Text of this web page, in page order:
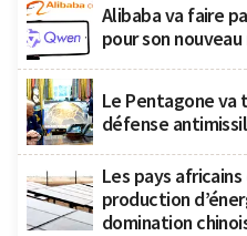
Alibaba va faire
pour son
Le Pentagone
défense
Les pays
production
domination